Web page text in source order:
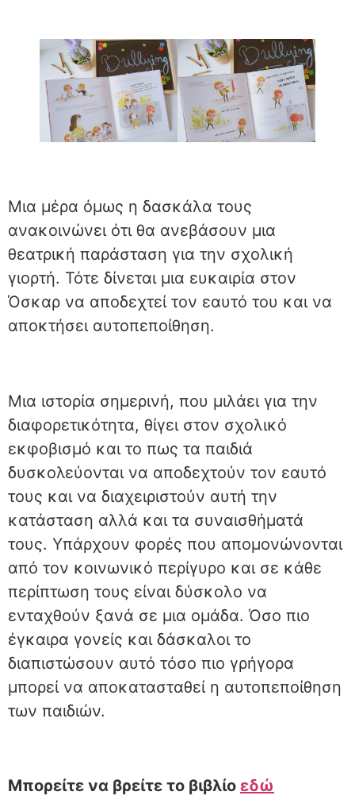
Μια μέρα όμως η δασκάλα τους
ανακοινώνει ότι θα ανεβάσουν μια
θεατρική παράσταση για την σχολική
γιορτή. Τότε δίνεται μια ευκαιρία στον
Όσκαρ να αποδεχτεί τον εαυτό του και να
αποκτήσει αυτοπεποίθηση.
Μια ιστορία σημερινή, που μιλάει για την
διαφορετικότητα, θίγει στον σχολικό
εκφοβισμό και το πως τα παιδιά
δυσκολεύονται να αποδεχτούν τον εαυτό
τους και να διαχειριστούν αυτή την
κατάσταση αλλά και τα συναισθήματά
τους. Υπάρχουν φορές που απομονώνονται
από τον κοινωνικό περίγυρο και σε κάθε
περίπτωση τους είναι δύσκολο να
ενταχθούν ξανά σε μια ομάδα. Όσο πιο
έγκαιρα γονείς και δάσκαλοι το
διαπιστώσουν αυτό τόσο πιο γρήγορα
μπορεί να αποκατασταθεί η αυτοπεποίθηση
των παιδιών.
Μπορείτε να βρείτε το βιβλίο εδώ